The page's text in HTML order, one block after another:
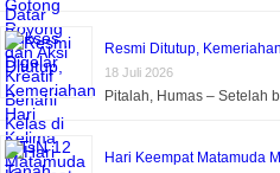
Resmi Ditutup,
18 Juli 2026
Pitalah, Humas – Setelah
Hari Keempat Matamuda